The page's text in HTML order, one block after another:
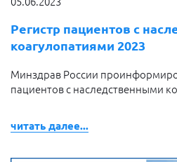
Регистр пациентов с
коагулопатиями 2023
Минздрав России
пациентов с наследственными
читать далее...